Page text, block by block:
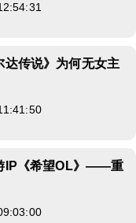
达传说》为何无女主
IP《希望OL》——重